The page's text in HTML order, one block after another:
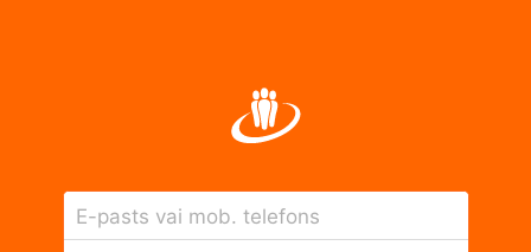
E-pasts vai mob. telefons